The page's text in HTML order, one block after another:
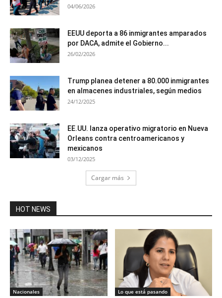
04/06/2026
EEUU deporta a 86 inmigrantes amparados
por DACA, admite el Gobierno...
26/02/2026
Trump planea detener a 80.000 inmigrantes
en almacenes industriales, según medios
24/12/2025
EE.UU. lanza operativo migratorio en Nueva
Orleans contra centroamericanos y
mexicanos
03/12/2025
Cargar más
HOT NEWS
Nacionales Lo que está pasando